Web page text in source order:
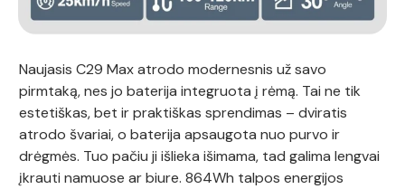
Naujasis C29 Max atrodo modernesnis už savo
pirmtaką, nes jo baterija integruota į rėmą. Tai ne tik
estetiškas, bet ir praktiškas sprendimas – dviratis
atrodo švariai, o baterija apsaugota nuo purvo ir
drėgmės. Tuo pačiu ji išlieka išimama, tad galima lengvai
įkrauti namuose ar biure. 864Wh talpos energijos